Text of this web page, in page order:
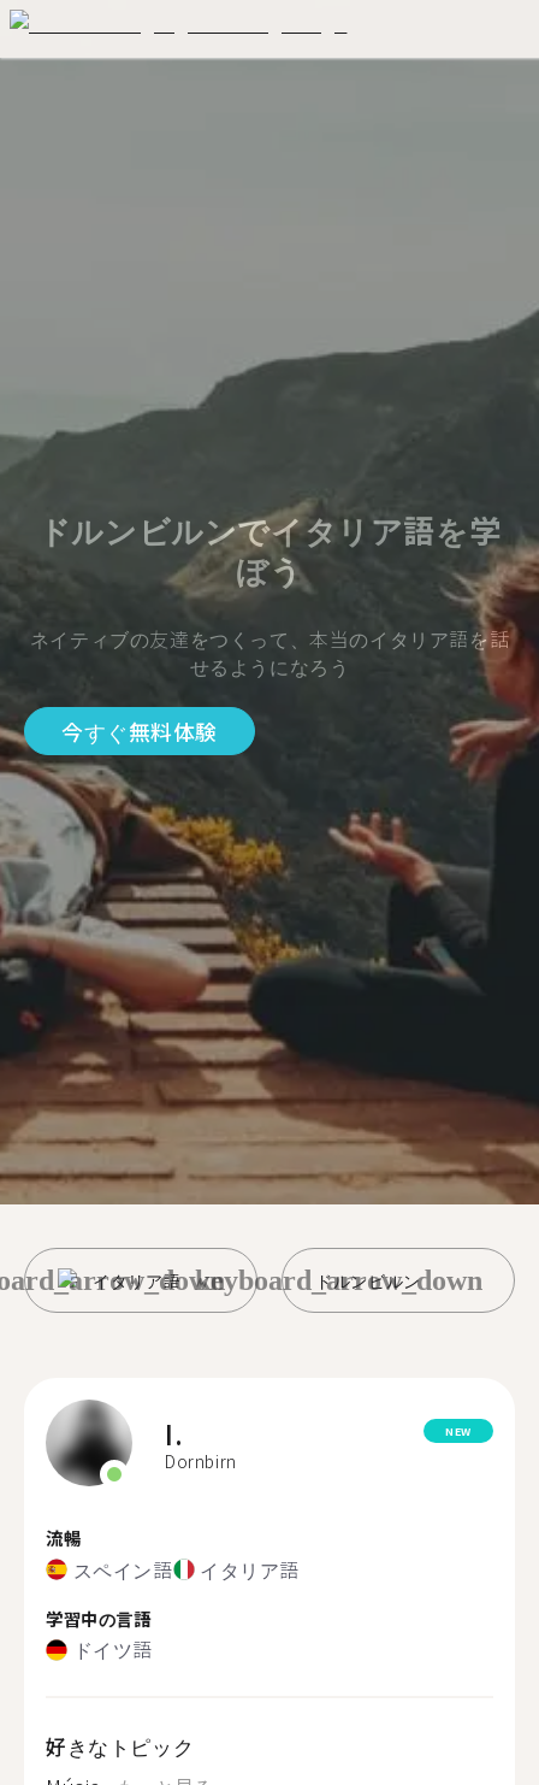
ドルンビルンでイタリア語を学
ぼう
ネイティブの友達をつくって、本当のイタリア語を話
せるようになろう
今すぐ無料体験
イタリア語 ドルンビルン
keyboard_arrow_down
I.
Dornbirn
NEW
流暢
スペイン語 イタリア語
学習中の言語
ドイツ語
好きなトピック